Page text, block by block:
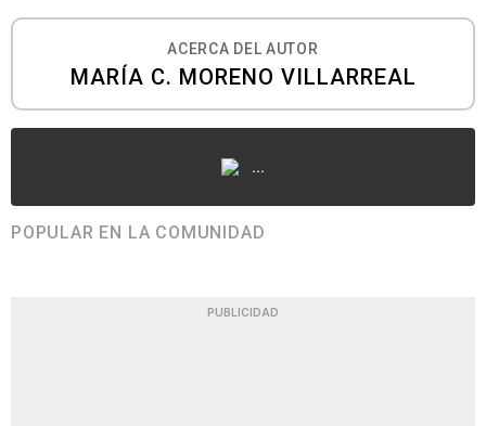
ACERCA DEL AUTOR
MARÍA C. MORENO VILLARREAL
...
POPULAR EN LA COMUNIDAD
PUBLICIDAD